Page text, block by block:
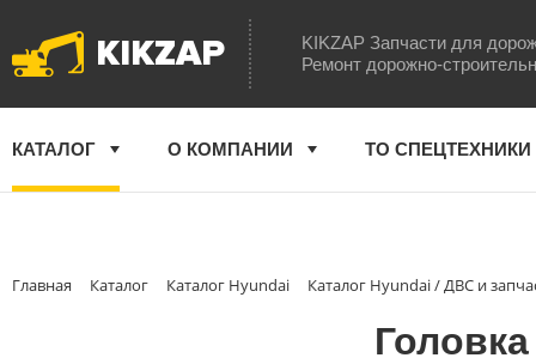
KIKZAP
KIKZAP Запчасти для
Ремонт дорожно-
КАТАЛОГ О КОМПАНИИ ТО СПЕЦТЕХНИКИ
Главная Каталог Каталог Hyundai Каталог Hyundai / ДВС и